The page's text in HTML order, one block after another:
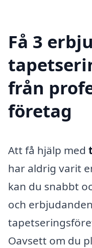
Få 3
från
företag
Att få hjälp med
har aldrig varit
kan du snabbt
och
Oavsett om du